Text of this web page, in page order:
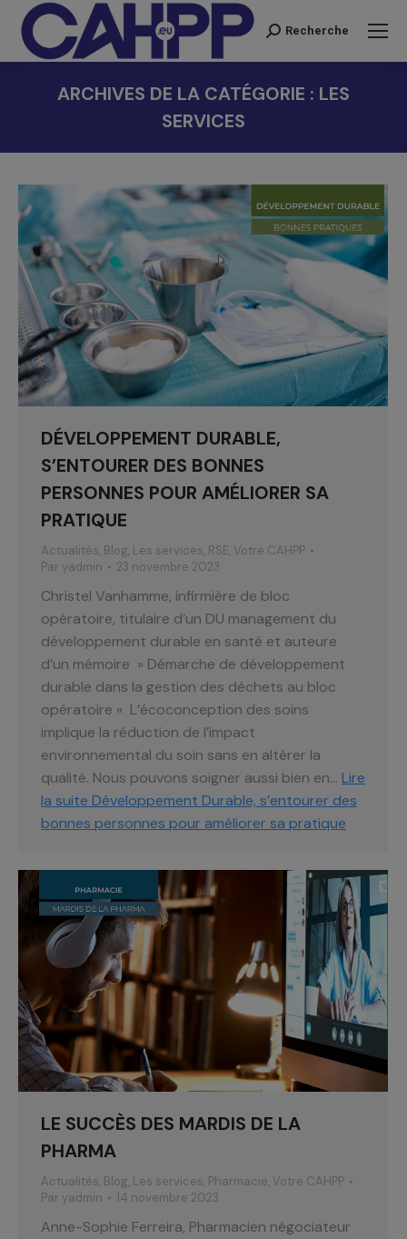
Recherche
Recherche
ARCHIVES DE LA CATÉGORIE : LES
SERVICES
DÉVELOPPEMENT DURABLE,
S’ENTOURER DES BONNES
PERSONNES POUR AMÉLIORER SA
PRATIQUE
Actualités, Blog, Les services, RSE, Votre CAHPP
Par yadmin 23 novembre 2023
Christel Vanhamme, infirmière de bloc
opératoire, titulaire d’un DU management du
développement durable en santé et auteure
d’un mémoire » Démarche de développement
durable dans la gestion des déchets au bloc
opératoire « L’écoconception des soins
implique la réduction de l’impact
environnemental du soin sans en altérer la
qualité. Nous pouvons soigner aussi bien en… Lire
la suite Développement Durable, s’entourer des
bonnes personnes pour améliorer sa pratique
LE SUCCÈS DES MARDIS DE LA
PHARMA
Actualités, Blog, Les services, Pharmacie, Votre CAHPP
Par yadmin 14 novembre 2023
Anne-Sophie Ferreira, Pharmacien négociateur